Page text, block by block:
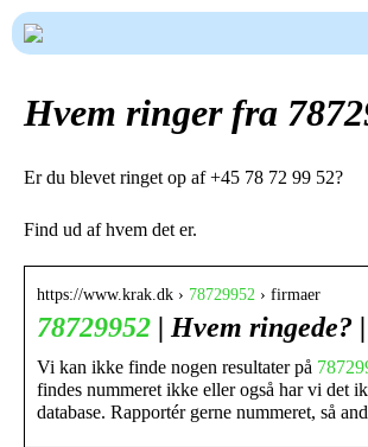
Hvem ringer fra
Er du blevet ringet op af +45 78 72 99 52?
Find ud af hvem det er.
https://www.krak.dk › 78729952 › firmaer
78729952 | Hvem ringede?
Vi kan ikke finde nogen resultater på
findes nummeret ikke eller også har vi det
database. Rapportér gerne nummeret, så